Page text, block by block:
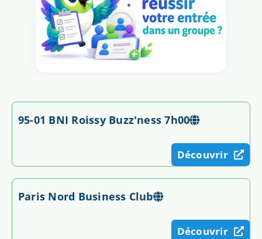
95-01 BNI Roissy Buzz'ness 7h00
Découvrir
Paris Nord Business Club
Découvrir